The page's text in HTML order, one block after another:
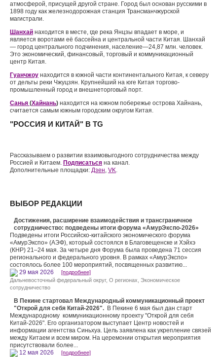
атмосферой, присущей другой стране. Город был основан русскими в
1898 году как железнодорожная станция Трансманчжурской
магистрали.
Шанхай находится в месте, где река Янцзы впадает в море, и
является воротами её бассейна и центральной части Китая. Шанхай
— город центрального подчинения, население—24,87 млн. человек.
Это экономический, финансовый, торговый и коммуникационный
центр Китая.
Гуанчжоу находится в южной части континентального Китая, к северу
от дельты реки Чжуцзян. Крупнейший на юге Китая торгово-
промышленный город и внешнеторговый порт.
Санья (Хайнань) находится на южном побережье острова Хайнань,
считается самым южным городским округом Китая.
"РОССИЯ И КИТАЙ" В TG
Рассказываем о развитии взаимовыгодного сотрудничества между
Россией и Китаем. Подписаться на канал.
Дополнительные площадки: Дзен, VK.
ВЫБОР РЕДАКЦИИ
Достижения, расширение взаимодействия и трансграничное
сотрудничество: подведены итоги форума «АмурЭкспо-2026»
Подведены итоги Российско-китайского экономического форума
«АмурЭкспо» (АЭФ), который состоялся в Благовещенске и Хэйхэ
(КНР) 21–24 мая. За четыре дня Форума была проведена 71 сессия
регионального и федерального уровня. В рамках «АмурЭкспо»
состоялось более 100 мероприятий, посвященных развитию...
29 мая 2026
[подробнее]
Дальневосточный федеральный округ, О регионах
Экономическое
сотрудничество
В Пекине стартовал Международный коммуникационный проект
"Открой для себя Китай-2026". В Пекине 6 мая был дан старт
Международному коммуникационному проекту "Открой для себя
Китай-2026". Его организатором выступает Центр новостей и
информации агентства Синьхуа. Цель заявлена как укрепление связей
между Китаем и всем миром. На церемонии открытия мероприятия
присутствовали более...
12 мая 2026
[подробнее]